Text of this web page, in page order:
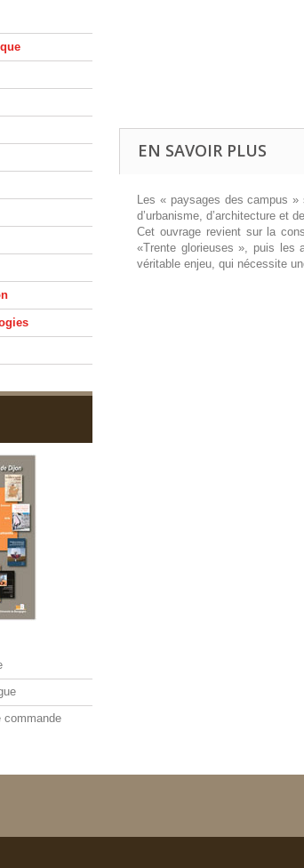
commande
EN SAVOIR PLUS
Les « paysages des campus
d’urbanisme, d’architecture et
Cet ouvrage revient sur la
«Trente glorieuses », puis les
véritable enjeu, qui nécessite